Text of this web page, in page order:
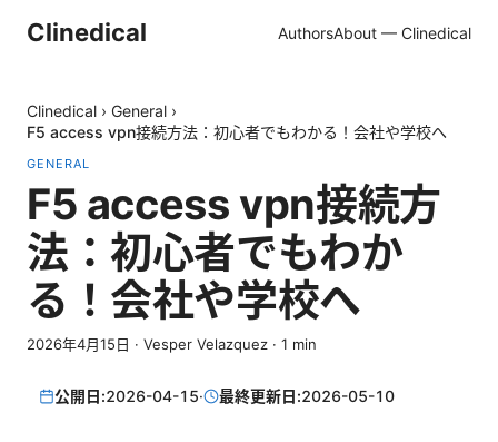
Clinedical AuthorsAbout — Clinedical
Clinedical › General ›
F5 access vpn接続方法：初心者でもわかる！会社や学校へ
GENERAL
F5 access vpn接続方
法：初心者でもわか
る！会社や学校へ
2026年4月15日 · Vesper Velazquez · 1 min
公開日:2026-04-15· 最終更新日:2026-05-10